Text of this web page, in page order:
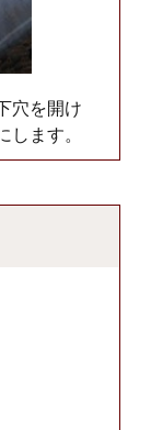
穴を開け
します。